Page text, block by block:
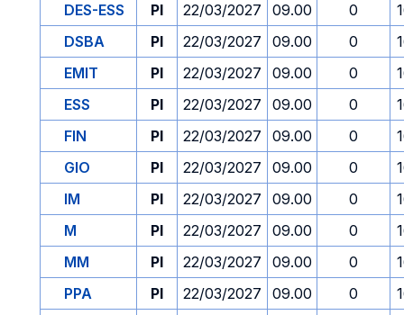
DES-ESS
PI 22/03/2027 09.00 0
DSBA
PI 22/03/2027 09.00 0
EMIT
PI 22/03/2027 09.00 0
ESS
PI 22/03/2027 09.00 0
FIN
PI 22/03/2027 09.00 0
GIO
PI 22/03/2027 09.00 0
IM
PI 22/03/2027 09.00 0
M
PI 22/03/2027 09.00 0
MM
PI 22/03/2027 09.00 0
PPA
PI 22/03/2027 09.00 0